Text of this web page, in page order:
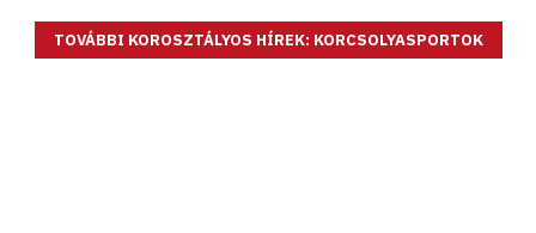
TOVÁBBI KOROSZTÁLYOS HÍREK: KORCSOLYASPORTOK